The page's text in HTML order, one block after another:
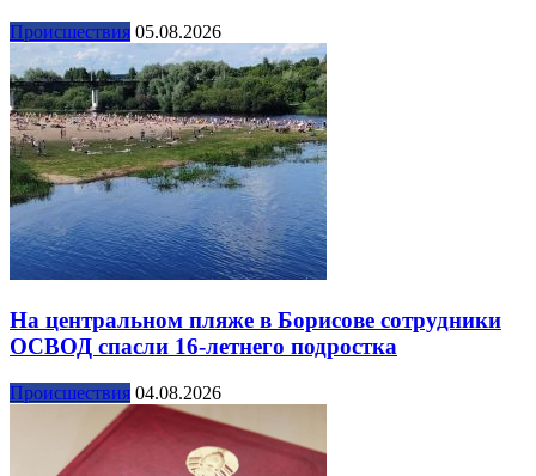
Происшествия 05.08.2026
На центральном пляже в Борисове сотрудники
ОСВОД спасли 16-летнего подростка
Происшествия 04.08.2026